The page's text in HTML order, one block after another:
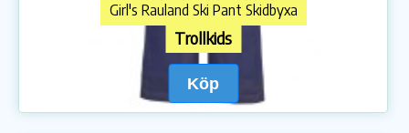
Girl's Rauland Ski Pant Skidbyxa
Trollkids
Köp